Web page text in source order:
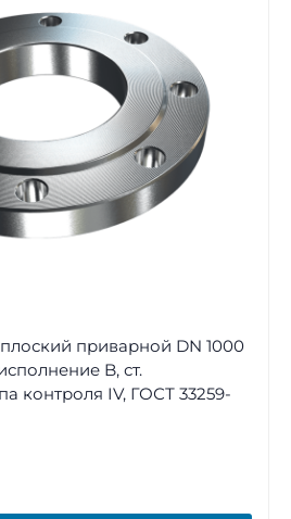
приварной DN 1000
B, ст.
контроля IV, ГОСТ 33259-